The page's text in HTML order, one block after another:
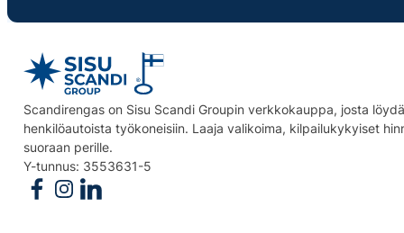
Scandirengas on Sisu Scandi Groupin verkkokauppa, josta
henkilöautoista työkoneisiin. Laaja valikoima, kilpailukykyiset
suoraan perille.
Y-tunnus: 3553631-5
Follow us on Facebook
Follow us on Instagram
Follow us on Linkedin